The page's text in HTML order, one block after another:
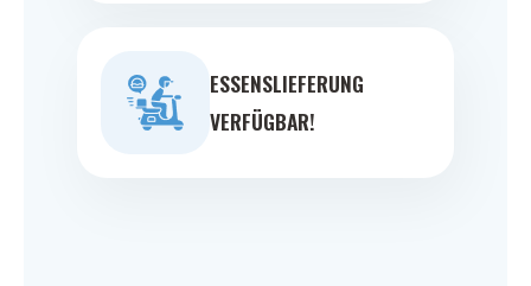
ESSENSLIEFERUNG
VERFÜGBAR!